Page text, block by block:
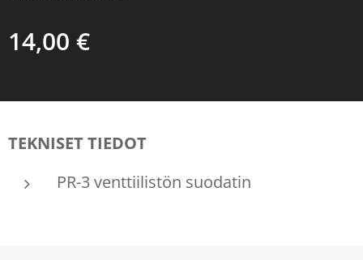
14,00 €
TEKNISET TIEDOT
PR-3 venttiilistön suodatin